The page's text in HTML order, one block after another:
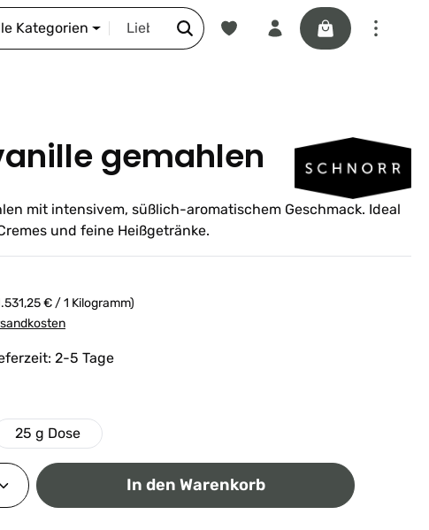
DIE SCHNORR-STORY
Kategorien
Du hast 0 Produkte auf dem
Warenkorb
gemahlen
mit intensivem, süßlich-aromatischem Geschmack. Ideal
und feine Heißgetränke.
€ / 1 Kilogramm)
2-5 Tage
25 g Dose
Gib den gewünschten Wert ein oder
In den Warenkorb